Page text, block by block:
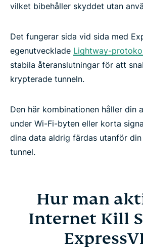
vilket bibehåller skyddet utan
Det fungerar sida vid sida med
egenutvecklade Lightway-
stabila återanslutningar för att
krypterade tunneln.
Den här kombinationen håller din
under Wi-Fi-byten eller korta
dina data aldrig färdas utanför
tunnel.
Hur man
Internet Kill